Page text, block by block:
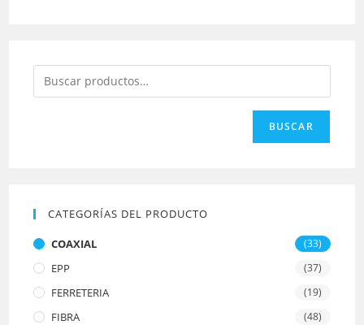
BUSCAR
CATEGORÍAS DEL PRODUCTO
COAXIAL (33)
EPP (37)
FERRETERIA (19)
FIBRA (48)